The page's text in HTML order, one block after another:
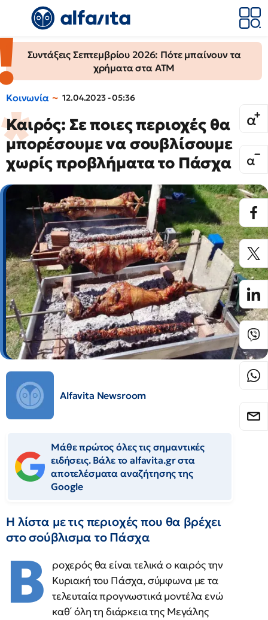
Συντάξεις Σεπτεμβρίου 2026: Πότε μπαίνουν τα
χρήματα στα ΑΤΜ
Κοινωνία 12.04.2023 - 05:36
Καιρός: Σε ποιες περιοχές θα
μπορέσουμε να σουβλίσουμε
χωρίς προβλήματα το Πάσχα
Alfavita Newsroom
Μάθε πρώτος όλες τις σημαντικές
ειδήσεις. Βάλε το alfavita.gr στα
αποτελέσματα αναζήτησης της
Google
Η λίστα με τις περιοχές που θα βρέχει
στο σούβλισμα το Πάσχα
Β
ροχερός θα είναι τελικά ο καιρός την
Κυριακή του Πάσχα, σύμφωνα με τα
τελευταία προγνωστικά μοντέλα ενώ
καθ΄ όλη τη διάρκεια της Μεγάλης